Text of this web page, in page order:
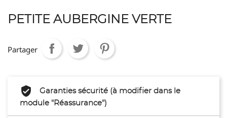
PETITE AUBERGINE VERTE
Partager
Garanties sécurité (à modifier dans le
module "Réassurance")